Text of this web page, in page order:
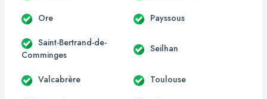
Ore Payssous
Saint-Bertrand-de-
Comminges
Seilhan
Valcabrère Toulouse